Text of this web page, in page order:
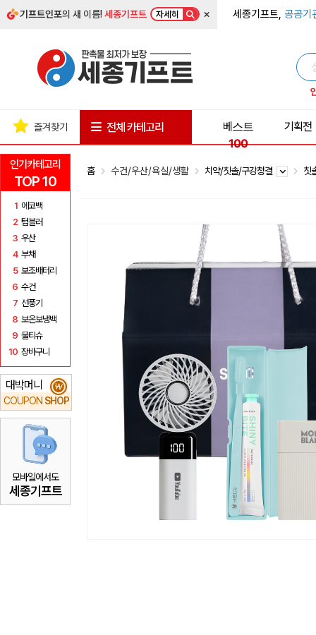
기프트인포의 새 이름!세종기프트 자세히 × 세종기프트, 공공기
인기카테고리
TOP 10
1 에코백
2 텀블러
3 우산
4 부채
5 보조배터리
6 수건
7 선풍기
8 보온보냉백
9 물티슈
10 장바구니
대박머니
COUPON SHOP
₩
모바일에서도
세종기프트
즐겨찾기 전체 카테고리
베스트
100
기획전
홈 수건/우산/욕실/생활 치약/칫솔/구강청결 칫